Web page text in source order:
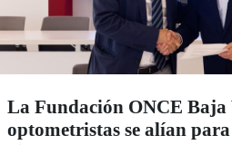
La Fundación ONCE Baja
optometristas se alían